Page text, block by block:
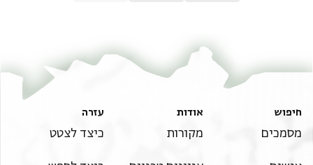
Hebrew) (Tel Aviv University, 1983), vol. 2.
recto
זה גורלם מנת מדם לתת להם כמעשה יד[ם
T-S 18J4.26 1v
ראה :
תנאי היתר שימוש בתצלום
חיפוש
מסמכים
אודות
מקורות
עזרה
כיצד לצטט